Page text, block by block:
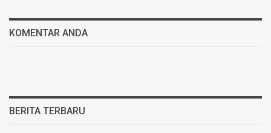
KOMENTAR ANDA
BERITA TERBARU